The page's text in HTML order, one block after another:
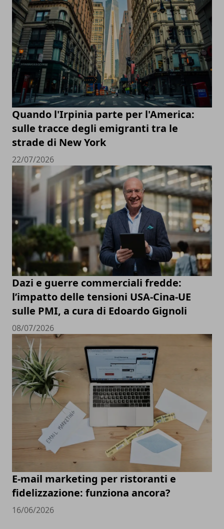
Quando l'Irpinia parte per l'America:
sulle tracce degli emigranti tra le
strade di New York
22/07/2026
Dazi e guerre commerciali fredde:
l’impatto delle tensioni USA-Cina-UE
sulle PMI, a cura di Edoardo Gignoli
08/07/2026
E-mail marketing per ristoranti e
fidelizzazione: funziona ancora?
16/06/2026